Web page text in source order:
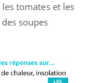
les tomates et les
soupes